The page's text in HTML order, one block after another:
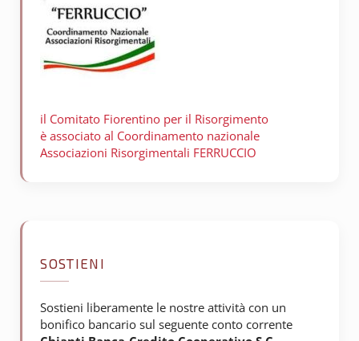
il Comitato Fiorentino per il Risorgimento
è associato al Coordinamento nazionale
Associazioni Risorgimentali FERRUCCIO
SOSTIENI
Sostieni liberamente le nostre attività con un
bonifico bancario sul seguente conto corrente